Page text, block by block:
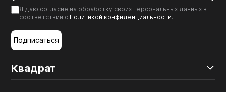
Квадрат
Я даю согласие на обработку своих персональных данных в
соответствии с Политикой конфиденциальности.
Подписаться